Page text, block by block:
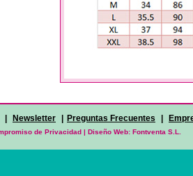
Newsletter Preguntas Frecuentes
de Privacidad | Diseño Web: Fontventa S.L.